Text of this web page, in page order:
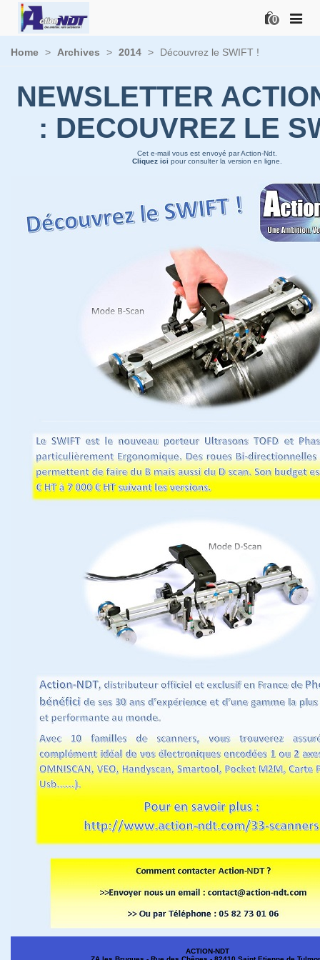
0
Home > Archives > 2014 > Découvrez le SWIFT !
NEWSLETTER
: DECOUVREZ LE
Cet e-mail vous est envoyé par Action-Ndt.
Cliquez ici pour consulter la version en ligne.
ACTION-NDT